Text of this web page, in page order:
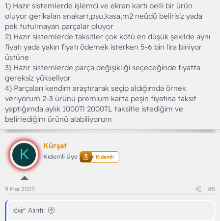
1) Hazır sistemlerde işlemci ve ekran kartı belli bir ürün
oluyor gerikalan anakart,psu,kasa,m2 neüdü belirisiz yada
pek tutulmayan parçalar oluyor
2) Hazır sistemlerde taksitler çok kötü en düşük şekilde aynı
fiyatı yada yakın fiyatı ödemek isterken 5-6 bin lira biniyor
üstüne
3) Hazır sistemlerde parça değişikliği seçeceğinde fiyatta
gereksiz yükseliyor
4) Parçaları kendim araştırarak seçip aldığımda örnek
veriyorum 2-3 ürünü premium karta peşin fiyatına taksit
yaptığımda aylık 1000Tl 2000TL taksitle istediğim ve
belirlediğim ürünü alabiliyorum
K
Kürşat
Kıdemli Üye Kıdemli
9 Mar 2025 #5
lcxir' Alıntı: